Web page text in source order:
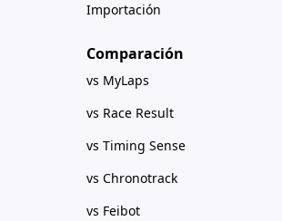
Importación
Comparación
vs MyLaps
vs Race Result
vs Timing Sense
vs Chronotrack
vs Feibot